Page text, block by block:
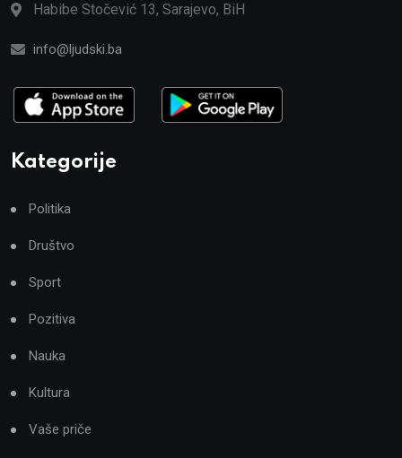
Habibe Stočević 13, Sarajevo, BiH
info@ljudski.ba
Kategorije
Politika
Društvo
Sport
Pozitiva
Nauka
Kultura
Vaše priče